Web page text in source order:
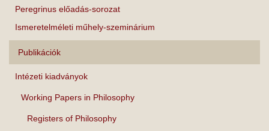
Peregrinus előadás-sorozat
Ismeretelméleti műhely-szeminárium
Publikációk
Intézeti kiadványok
Working Papers in Philosophy
Registers of Philosophy